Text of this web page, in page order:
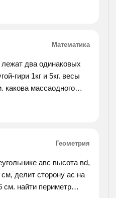
Математика
два одинаковых
гири 1кг и 5кг. весы
какова массаодного
Геометрия
авс высота вd,
делит сторону ас на
см. найти периметр